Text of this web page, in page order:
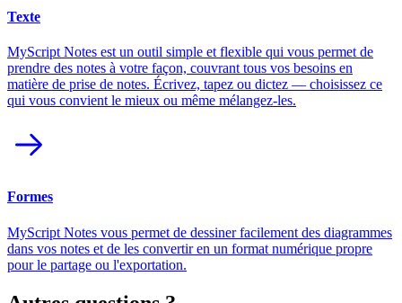
Texte
MyScript Notes est un outil simple et flexible qui vous permet de
prendre des notes à votre façon, couvrant tous vos besoins en
matière de prise de notes. Écrivez, tapez ou dictez — choisissez ce
qui vous convient le mieux ou même mélangez-les.
Formes
MyScript Notes vous permet de dessiner facilement des diagrammes
dans vos notes et de les convertir en un format numérique propre
pour le partage ou l'exportation.